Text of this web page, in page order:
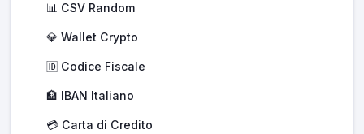
📊 CSV Random
💎 Wallet Crypto
🆔 Codice Fiscale
🏦 IBAN Italiano
💳 Carta di Credito